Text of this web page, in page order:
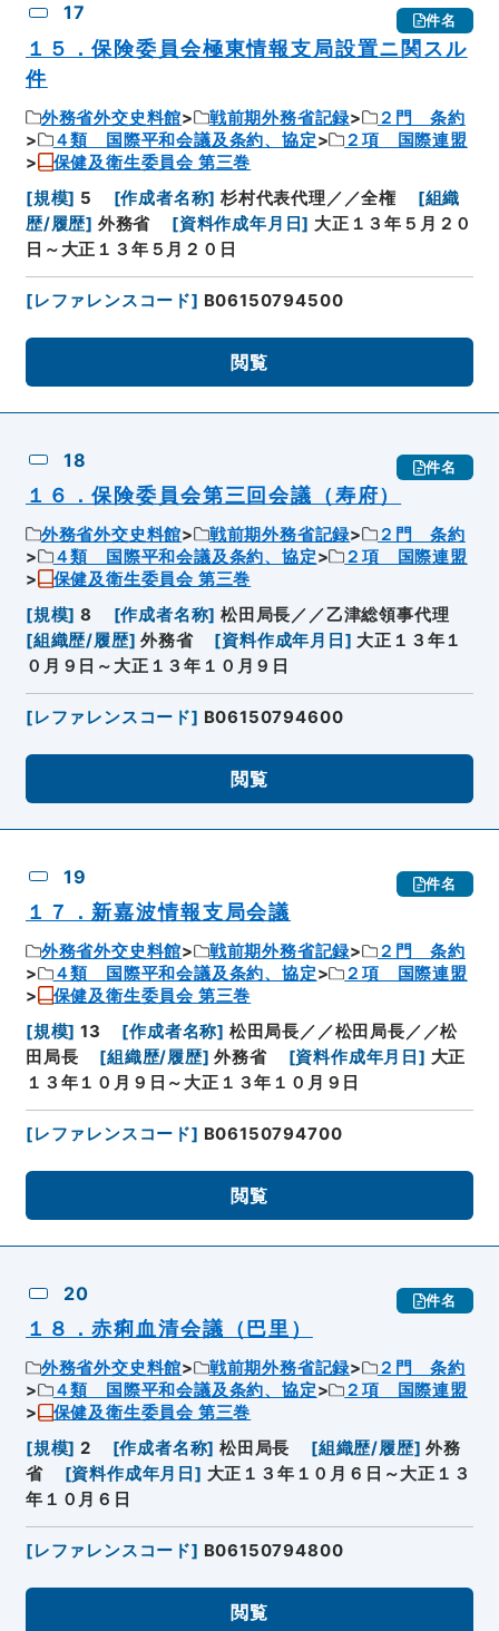
17 件名
１５．保険委員会極東情報支局設置ニ関スル
件
外務省外交史料館 戦前期外務省記録
２門 条約
４類 国際平和会議及条約、協定
２項 国際連盟
保健及衛生委員会 第三巻
[規模] 5 [作成者名称] 杉村代表代理／／全権 [組織
歴/履歴] 外務省 [資料作成年月日] 大正１３年５月２０
日～大正１３年５月２０日
[レファレンスコード] B06150794500
閲覧
18 件名
１６．保険委員会第三回会議（寿府）
外務省外交史料館 戦前期外務省記録
２門 条約
４類 国際平和会議及条約、協定
２項 国際連盟
保健及衛生委員会 第三巻
[規模] 8 [作成者名称] 松田局長／／乙津総領事代理
[組織歴/履歴] 外務省 [資料作成年月日 ] 大正１３年１
０月９日～大正１３年１０月９日
[レファレンスコード] B06150794600
閲覧
19 件名
１７．新嘉波情報支局会議
外務省外交史料館 戦前期外務省記録
２門 条約
４類 国際平和会議及条約、協定
２項 国際連盟
保健及衛生委員会 第三巻
[規模] 13 [作成者名称] 松田局長／／松田局長／／松
田局長
[組織歴/履歴] 外務省 [資料作成年月日 ] 大正
１３年１０月９日～大正１３年１０月９日
[レファレンスコード] B06150794700
閲覧
20 件名
１８．赤痢血清会議（巴里）
外務省外交史料館 戦前期外務省記録
２門 条約
４類 国際平和会議及条約、協定
２項 国際連盟
保健及衛生委員会 第三巻
[規模] 2 [作成者名称] 松田局長 [組織歴/履歴] 外務
省
[資料作成年月日 ] 大正１３年１０月６日～大正１３
年１０月６日
[レファレンスコード] B06150794800
閲覧